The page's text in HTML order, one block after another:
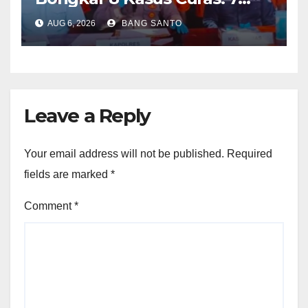
Pelaku Ditangkap, 62 Motor
Kembali Diamankan
AUG 6, 2026 BANG SANTO
Leave a Reply
Your email address will not be published. Required
fields are marked *
Comment*